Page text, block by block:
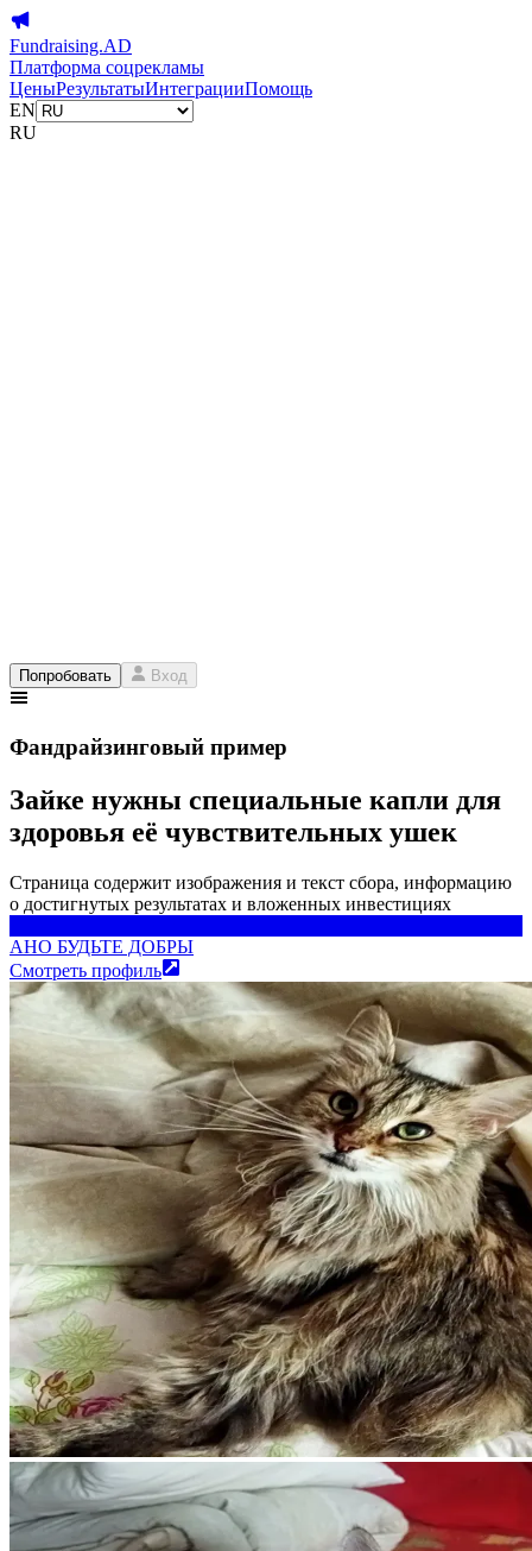
Fundraising.AD
Платформа соцрекламы
ЦеныРезультатыИнтеграцииПомощь
EN
RU
Попробовать Вход
Фандрайзинговый пример
Зайке нужны специальные капли для
здоровья её чувствительных ушек
Страница содержит изображения и текст сбора, информацию
о достигнутых результатах и вложенных инвестициях
АНО БУДЬТЕ ДОБРЫ
Смотреть профиль